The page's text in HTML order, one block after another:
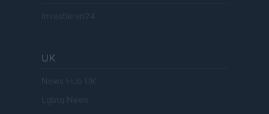
Investieren24
UK
News Hub UK
Lgbtq News